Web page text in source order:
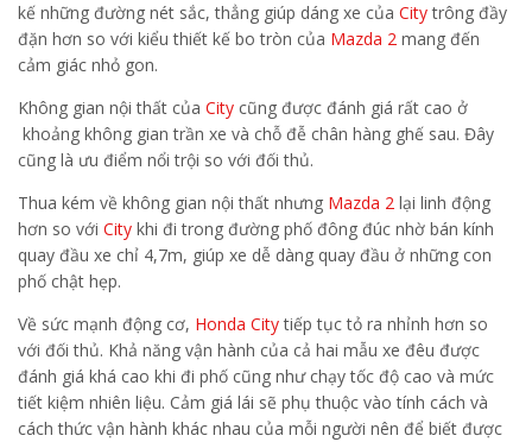
kế những đường nét sắc, thẳng giúp dáng xe của Citytrông đầy
đặn hơn so với kiểu thiết kế bo tròn của Mazda 2 mang đến
cảm giác nhỏ gon.
Không gian nội thất của City cũng được đánh giá rất cao ở
khoảng không gian trần xe và chỗ đễ chân hàng ghế sau. Đây
cũng là ưu điểm nổi trội so với đối thủ.
Thua kém về không gian nội thất nhưng Mazda 2 lại linh động
hơn so với City khi đi trong đường phố đông đúc nhờ bán kính
quay đầu xe chỉ 4,7m, giúp xe dễ dàng quay đầu ở những con
phố chật hẹp.
Về sức mạnh động cơ, Honda Citytiếp tục tỏ ra nhỉnh hơn so
với đối thủ. Khả năng vận hành của cả hai mẫu xe đêu được
đánh giá khá cao khi đi phố cũng như chạy tốc độ cao và mức
tiết kiệm nhiên liệu. Cảm giá lái sẽ phụ thuộc vào tính cách và
cách thức vận hành khác nhau của mỗi người nên để biết được